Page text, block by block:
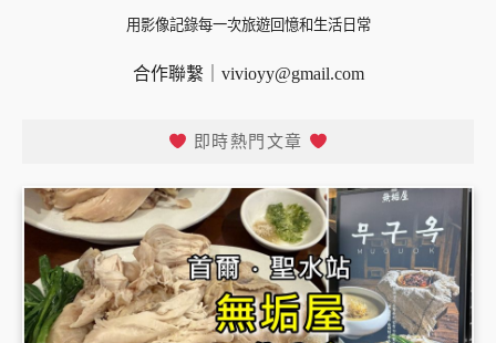
用影像記錄每一次旅遊回憶和生活日常
合作聯繫｜ vivioyy@gmail.com
即時熱門文章